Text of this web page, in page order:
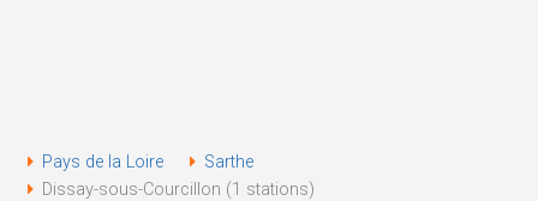
Pays de la Loire
Sarthe
Dissay-sous-Courcillon (1 stations)